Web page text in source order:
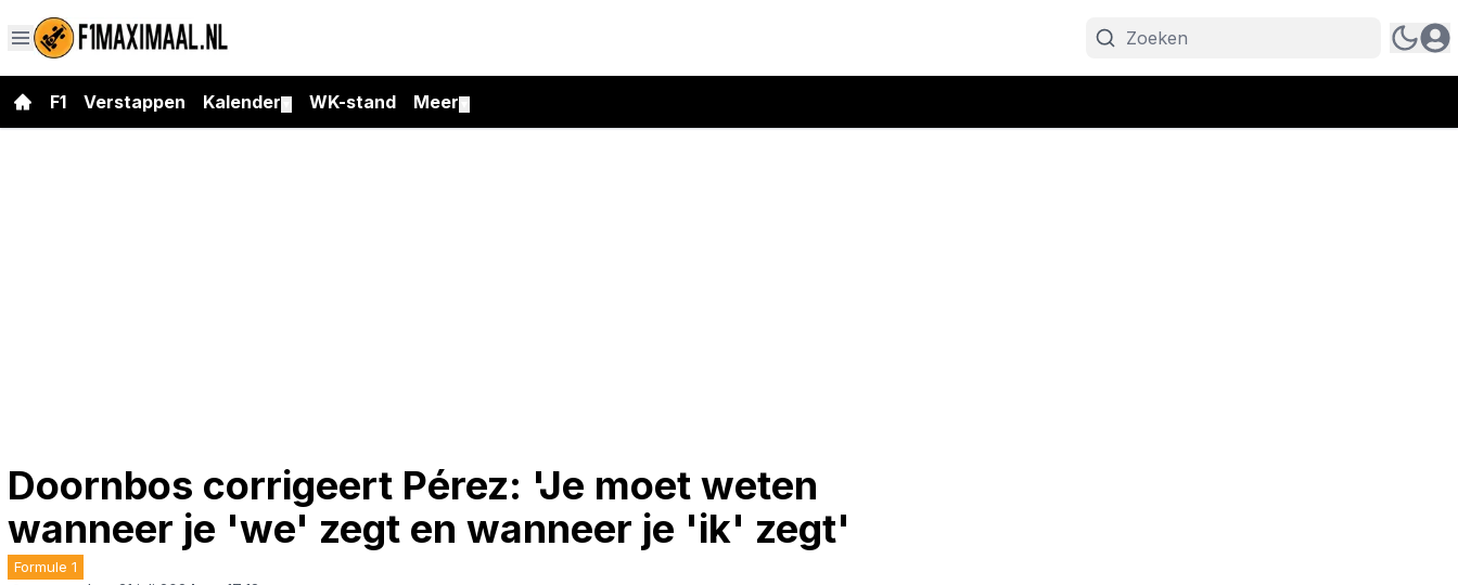
F1 Verstappen Kalender WK-stand Meer
Doornbos corrigeert Pérez: 'Je moet weten
wanneer je 'we' zegt en wanneer je 'ik' zegt'
Formule 1